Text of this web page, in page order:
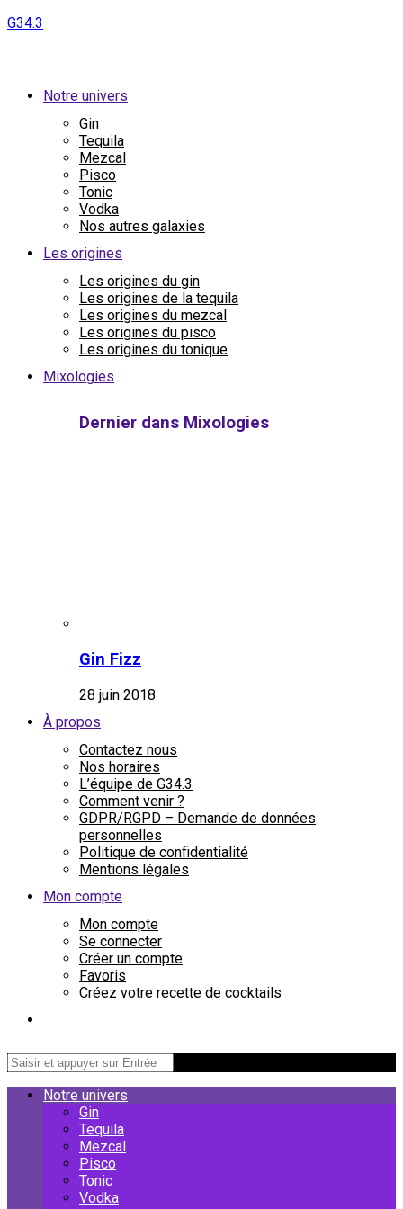
G34.3
Notre univers
Gin
Tequila
Mezcal
Pisco
Tonic
Vodka
Nos autres galaxies
Les origines
Les origines du gin
Les origines de la tequila
Les origines du mezcal
Les origines du pisco
Les origines du tonique
Mixologies
Dernier dans Mixologies
Gin Fizz
28 juin 2018
À propos
Contactez nous
Nos horaires
L’équipe de G34.3
Comment venir ?
GDPR/RGPD – Demande de données
personnelles
Politique de confidentialité
Mentions légales
Mon compte
Mon compte
Se connecter
Créer un compte
Favoris
Créez votre recette de cocktails
Notre univers
Gin
Tequila
Mezcal
Pisco
Tonic
Vodka